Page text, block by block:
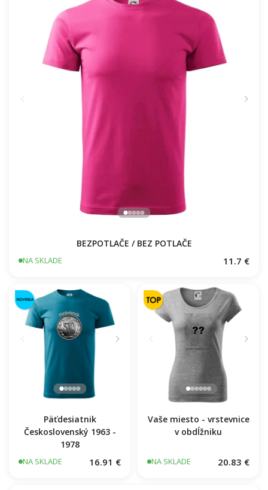
BEZPOTLAČE / BEZ POTLAČE
NA SKLADE 11.7 €
Päťdesiatnik
Československý 1963 -
1978
NA SKLADE 16.91 €
Vaše miesto - vrstevnice
v obdĺžniku
NA SKLADE 20.83 €